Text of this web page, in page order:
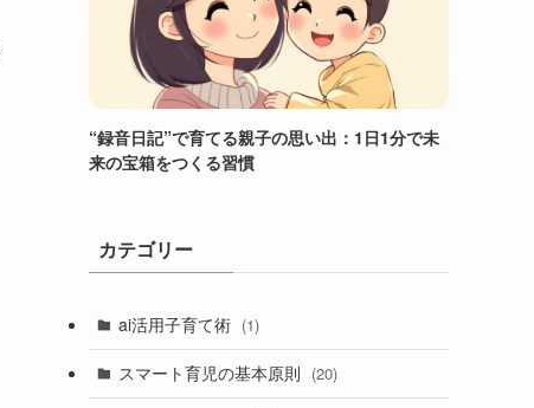
“録音日記”で育てる親子の思い出：1日1分で未
来の宝箱をつくる習慣
カテゴリー
ai活用子育て術 (1)
スマート育児の基本原則 (20)